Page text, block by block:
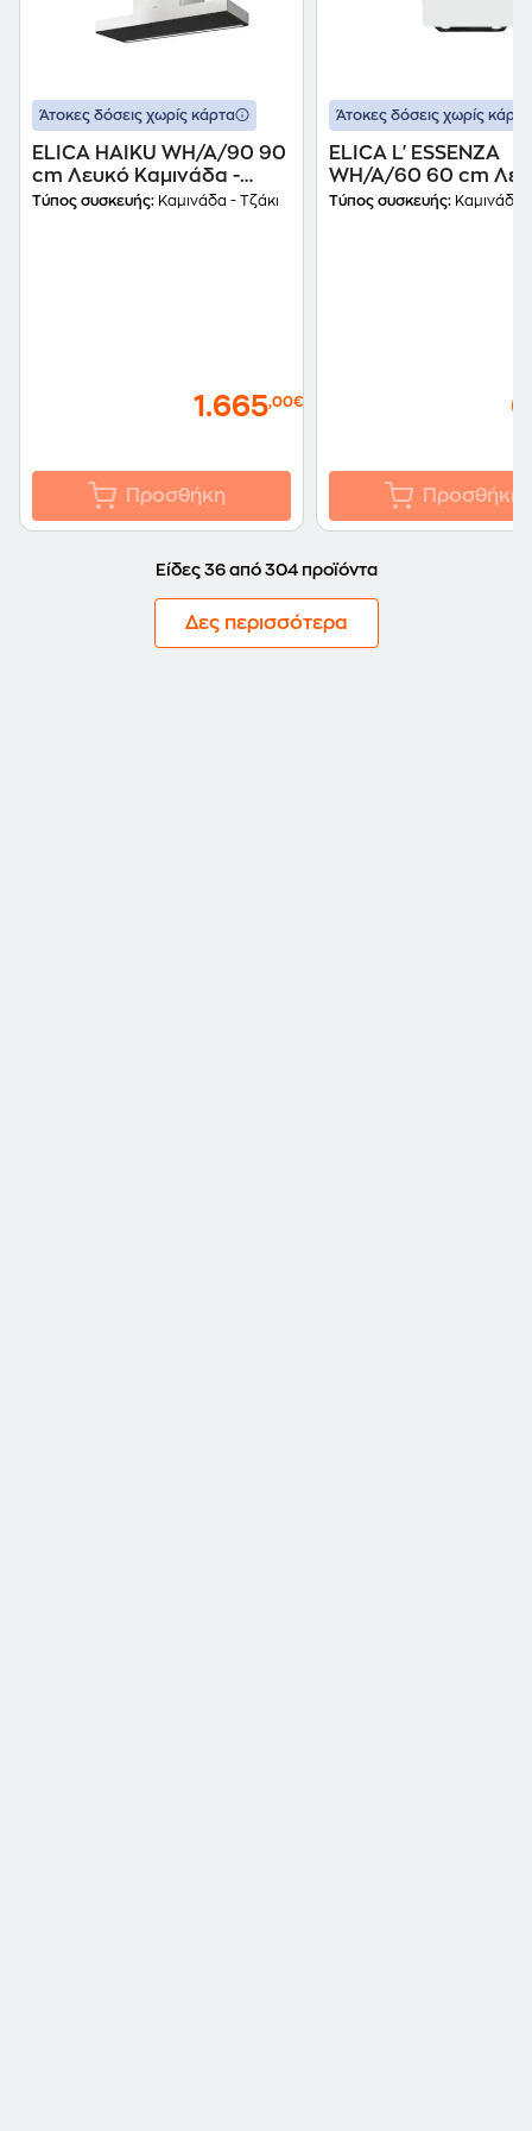
Άτοκες δόσεις χωρίς κάρτα
ELICA HAIKU WH/A/90 90
cm Λευκό Καμινάδα -
Τζάκι Απορροφητήρας
Τύπος συσκευής: Καμινάδα - Τζάκι
1.665,00€
Προσθήκη
Άτοκες δόσεις χωρίς κάρτα
ELICA L'ESSENZA
WH/A/60 60 cm
Καμινάδα - Τζάκι
Τύπος συσκευής: Καμινάδα
Προσθήκη
Είδες 36 από 304 προϊόντα
Δες περισσότερα